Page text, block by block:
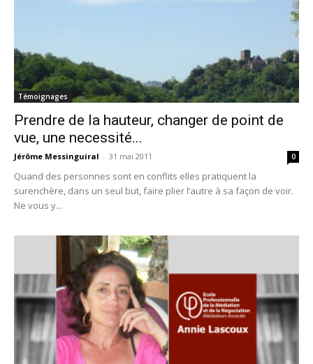
Témoignages
Prendre de la hauteur, changer de point de
vue, une necessité...
Jérôme Messinguiral - 31 mai 2011 0
Quand des personnes sont en conflits elles pratiquent la
surenchère, dans un seul but, faire plier l’autre à sa façon de voir.
Ne vous y...